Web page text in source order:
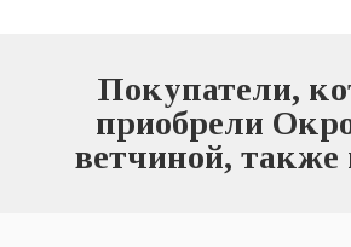
Покупатели,
приобрели
ветчиной,